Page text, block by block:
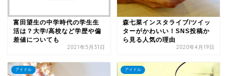
富田望生の中学時代の学生生
活は？大学/高校など学歴や偏
差値についても
2021年5月31日
森七菜インスタライブ/ツイッ
ターがかわいい！SNS投稿か
ら見る人気の理由
2020年4月19日
アイドル アイドル